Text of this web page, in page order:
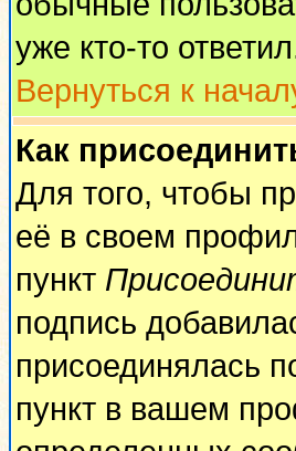
уже кто-то
Вернуться к
Как
Для того, чтобы
её в своем
пункт
подпись
присоединялась
пункт в вашем